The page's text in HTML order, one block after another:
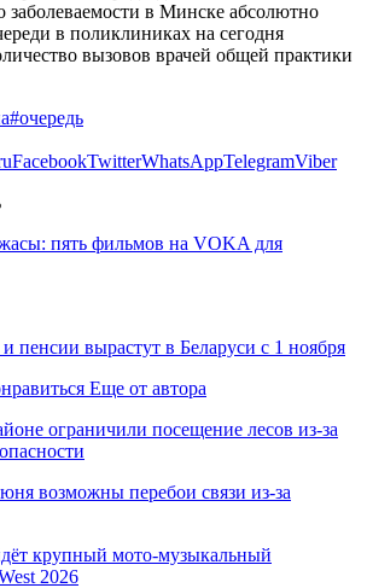
заболеваемости в Минске абсолютно
в поликлиниках на сегодня
вызовов врачей общей практики
#очередь
FacebookTwitterWhatsAppTelegramViber
пять фильмов на VOKA для
пенсии вырастут в Беларуси с 1 ноября
Еще от автора
ограничили посещение лесов из-за
возможны перебои связи из-за
крупный мото-музыкальный
2026